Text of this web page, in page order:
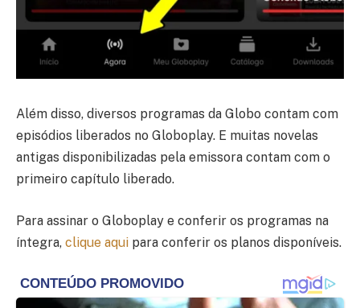
Além disso, diversos programas da Globo contam com
episódios liberados no Globoplay. E muitas novelas
antigas disponibilizadas pela emissora contam com o
primeiro capítulo liberado.
Para assinar o Globoplay e conferir os programas na
íntegra, clique aqui para conferir os planos disponíveis.